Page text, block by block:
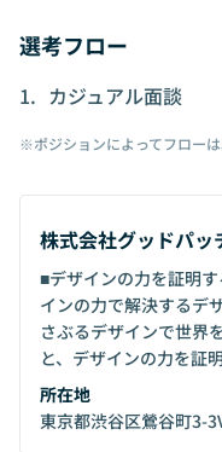
選考フロー
カジュアル面談
※ポジションによってフローは
株式会社グッドパッ
■デザインの力を証明
インの力で解決するデ
さぶるデザインで世界
と、デザインの力を証
した新規事業の立ち上
イン組織構築支援など
ています。 東京のほか
所在地
東京都渋谷区鶯谷町3-